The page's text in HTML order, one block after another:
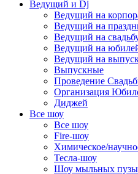
Ведущий и Dj
Ведущий на
Ведущий на
Ведущий на
Ведущий на
Ведущий на
Выпускные
Проведение
Организация
Диджей
Все шоу
Все шоу
Fire-шоу
Химическое/
Тесла-шоу
Шоу мыльных